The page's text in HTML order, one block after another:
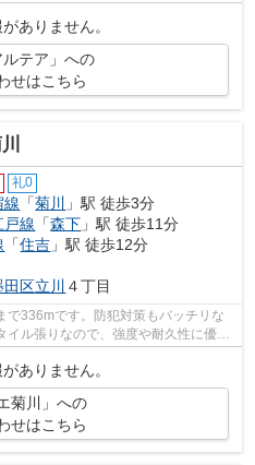
ありません。
ルテア」への
せはこちら
礼0
線 「菊川
」駅 徒歩3分
戸線 「森下 」駅 徒歩11分
「住吉 」駅 徒歩12分
田区立川 ４丁目
で336mです。防犯対策もバッチリな
ル張りなので、強度や耐久性に優れ
る...
ありません。
菊川」への
せはこちら